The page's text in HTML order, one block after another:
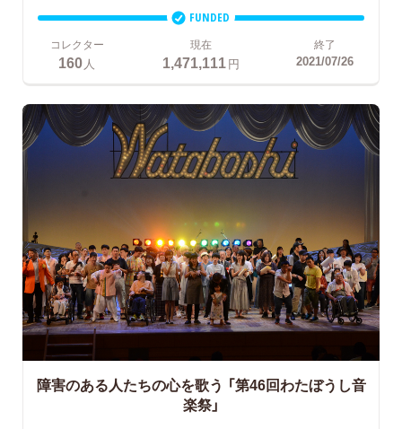
FUNDED
コレクター
160 人
現在
1,471,111円
終了
2021/07/26
障害のある人たちの心を歌う 「第46回わたぼうし音
楽祭」